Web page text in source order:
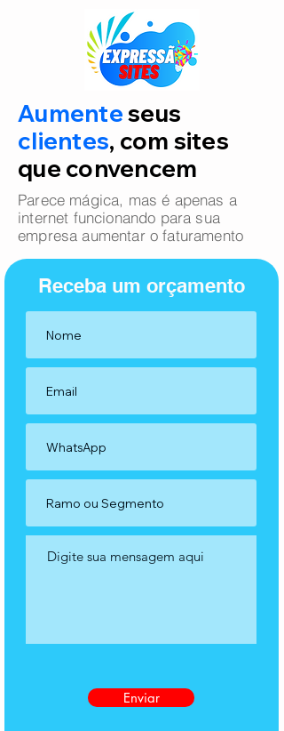
Aumenteseus
clientes, com sites
que convencem
Parece mágica, mas é apenas a
internet funcionando para sua
empresa aumentar o faturamento
Receba um orçamento
Enviar